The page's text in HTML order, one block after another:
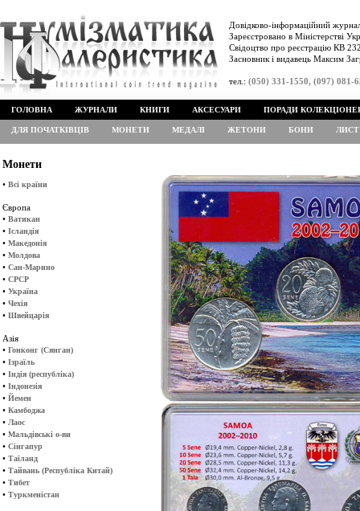
Довідково-інформаційний
Зареєстровано в Міністерстві
Свідоцтво про реєстрацію КВ
Засновник і видавець Максим
тел.: (050) 331-1550, (097) 081-
ГОЛОВНА ЖУРНАЛИ КНИГИ АКСЕСУАРИ ПОРАДИ
ДЛЯ ПОЧАТКІВЦІВ МОНЕТИ МЕДАЛІ ЖЕТОНИ БОНИ
Монети
• Всі країни
Європа
• Ватикан
• Ісландія
• Македонія
• Молдова
• Сан-Марино
• СРСР
• Україна
• Чехія
• Швейцарія
Азія
• Гонконг (Сянган)
• Ізраїль
• Індія (республіка)
• Індонезія
• Йемен
• Камбоджа
• Лаос
• Мальдівські о-ви
• Сінгапур
• Таїланд
• Тайвань (Республіка Китай)
• Тибет
• Туркменістан